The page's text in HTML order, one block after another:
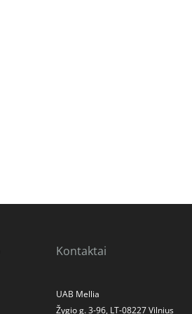
Kontaktai
UAB Mellia
Žygio g. 3-96, LT-08227 Vilnius